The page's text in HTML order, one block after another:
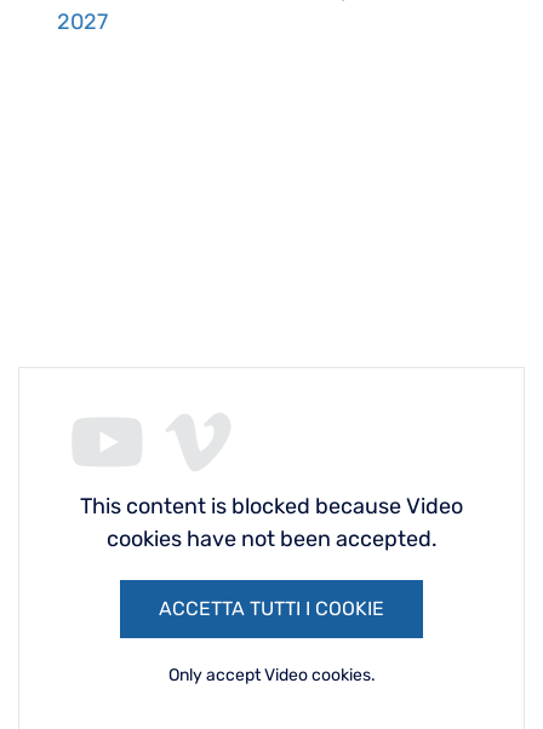
2027
This content is blocked because Video
cookies have not been accepted.
ACCETTA TUTTI I COOKIE
Only accept Video cookies.